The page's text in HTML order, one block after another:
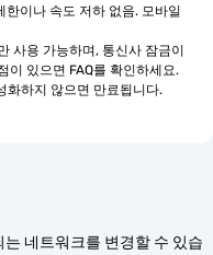
이나 속도 저하 없음. 모바일
사용 가능하며, 통신사 잠금이
이 있으면 FAQ를 확인하세요.
화하지 않으면 만료됩니다.
네트워크를 변경할 수 있습